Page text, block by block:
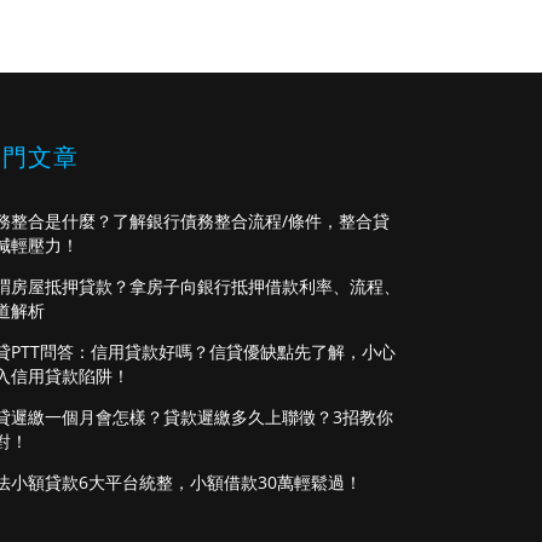
文章
整合是什麼？了解銀行債務整合流程/條件，整合貸
輕壓力！
房屋抵押貸款？拿房子向銀行抵押借款利率、流程、
解析
PTT問答：信用貸款好嗎？信貸優缺點先了解，小心
信用貸款陷阱！
遲繳一個月會怎樣？貸款遲繳多久上聯徵？3招教你
！
小額貸款6大平台統整，小額借款30萬輕鬆過！